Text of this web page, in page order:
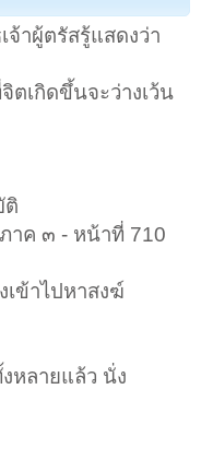
าผู้ตรัสรู้แสดงว่า
ตเกิดขึ้นจะว่างเว้น
ติ
าค ๓ - หน้าที่ 710
ข้าไปหาสงฆ์
หลายแล้ว นั่ง